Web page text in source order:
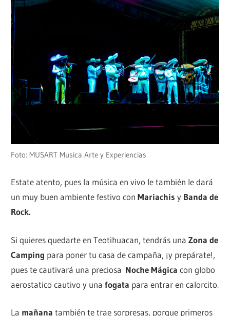
Foto: MUSART Musica Arte y Experiencias
Estate atento, pues la música en vivo le también le dará
un muy buen ambiente festivo conMariachis y Banda de
Rock.
Si quieres quedarte en Teotihuacan, tendrás unaZona de
Camping para poner tu casa de campaña, ¡y prepárate!,
pues te cautivará una preciosa Noche Mágica con globo
aerostatico cautivo y unafogata para entrar en calorcito.
La mañana también te trae sorpresas, porque primeros